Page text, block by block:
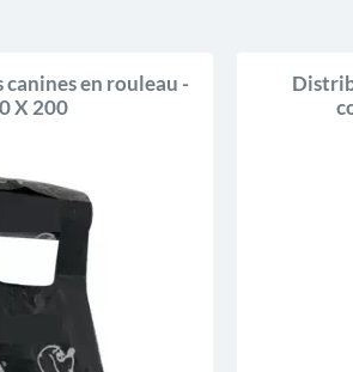
canines en rouleau -
X 200